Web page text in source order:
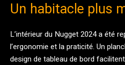
Un habitacle plus
L’intérieur du Nugget 2024 a été
l’ergonomie et la praticité. Un
design de tableau de bord